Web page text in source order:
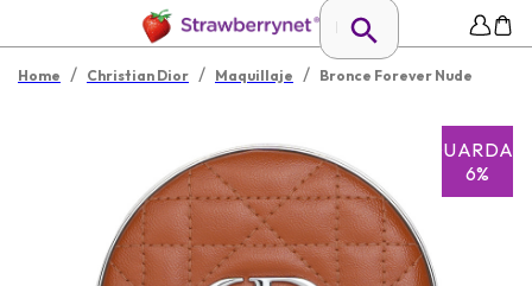
Home / Christian Dior / Maquillaje / Bronce Forever Nude
GUARDAR
6%